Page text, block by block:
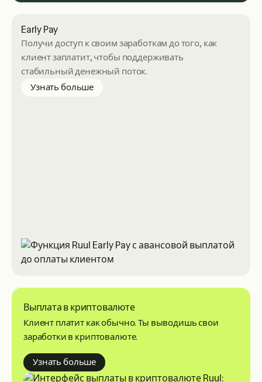
Early Pay
Получи доступ к своим заработкам до того, как
клиент заплатит, чтобы поддерживать
стабильный денежный поток.
Узнать большеabout Early Pay
Выплата в криптовалюте
Клиент платит как обычно. Ты выводишь свои
заработки в криптовалюте.
Узнать большеabout crypto payouts